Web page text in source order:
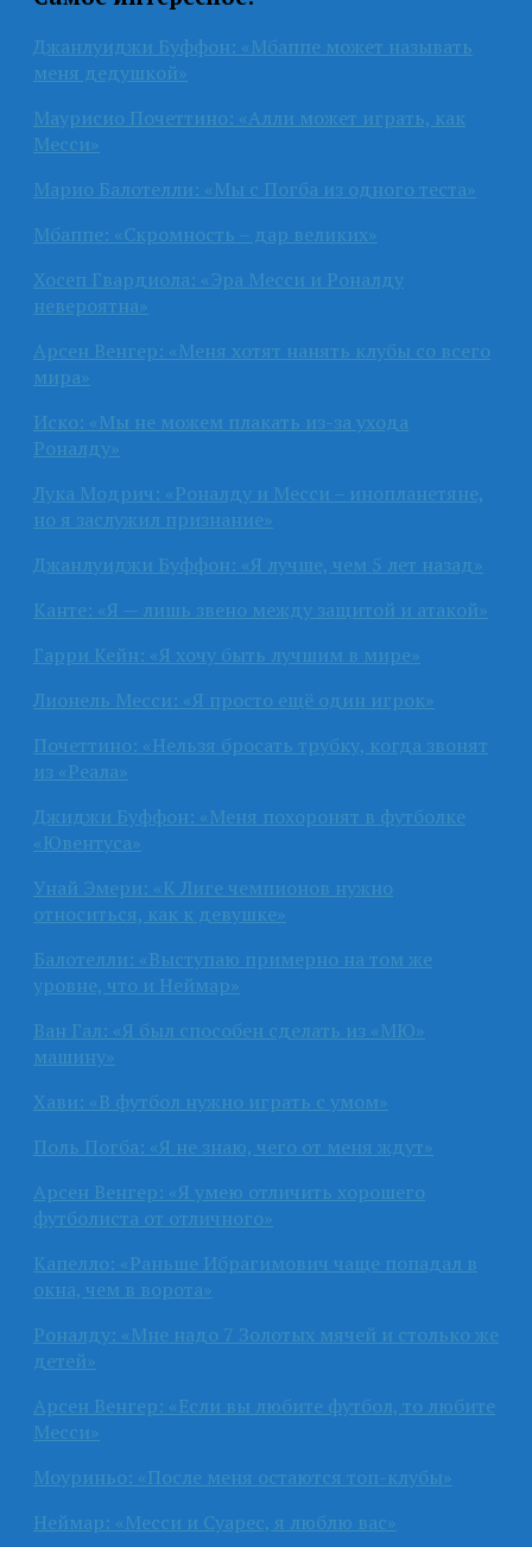
Джанлуиджи Буффон: «Мбаппе может называть
меня дедушкой»
Маурисио Почеттино: «Алли может играть, как
Месси»
Марио Балотелли: «Мы с Погба из одного теста»
Мбаппе: «Скромность – дар великих»
Хосеп Гвардиола: «Эра Месси и Роналду
невероятна»
Арсен Венгер: «Меня хотят нанять клубы со всего
мира»
Иско: «Мы не можем плакать из-за ухода
Роналду»
Лука Модрич: «Роналду и Месси – инопланетяне,
но я заслужил признание»
Джанлуиджи Буффон: «Я лучше, чем 5 лет назад»
Канте: «Я — лишь звено между защитой и атакой»
Гарри Кейн: «Я хочу быть лучшим в мире»
Лионель Месси: «Я просто ещё один игрок»
Почеттино: «Нельзя бросать трубку, когда звонят
из «Реала»
Джиджи Буффон: «Меня похоронят в футболке
«Ювентуса»
Унай Эмери: «К Лиге чемпионов нужно
относиться, как к девушке»
Балотелли: «Выступаю примерно на том же
уровне, что и Неймар»
Ван Гал: «Я был способен сделать из «МЮ»
машину»
Хави: «В футбол нужно играть с умом»
Поль Погба: «Я не знаю, чего от меня ждут»
Арсен Венгер: «Я умею отличить хорошего
футболиста от отличного»
Капелло: «Раньше Ибрагимович чаще попадал в
окна, чем в ворота»
Роналду: «Мне надо 7 Золотых мячей и столько же
детей»
Арсен Венгер: «Если вы любите футбол, то любите
Месси»
Моуриньо: «После меня остаются топ-клубы»
Неймар: «Месси и Суарес, я люблю вас»